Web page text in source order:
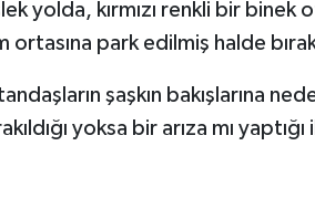
yolda, kırmızı renkli bir
ortasına park edilmiş halde
şaşkın bakışlarına
yoksa bir arıza mı